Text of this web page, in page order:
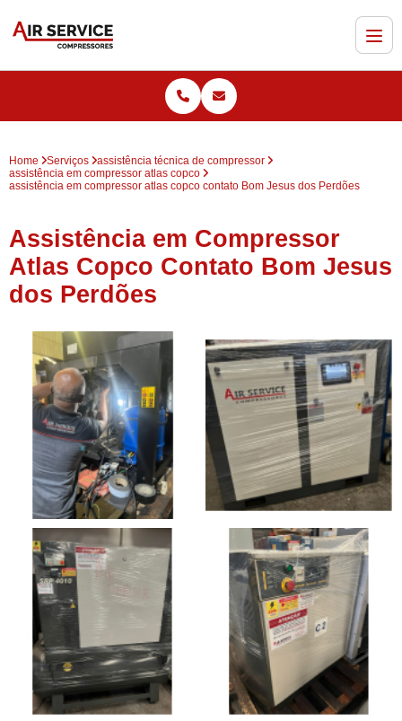
Home Serviços
assistência técnica de compressor
assistência em compressor atlas copco
assistência em compressor atlas copco contato Bom Jesus dos Perdões
Assistência em Compressor
Atlas Copco Contato Bom Jesus
dos Perdões